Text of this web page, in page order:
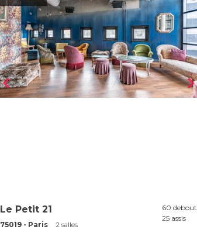
Le Petit 21
75019 - Paris 2 salles
60 debout
25 assis